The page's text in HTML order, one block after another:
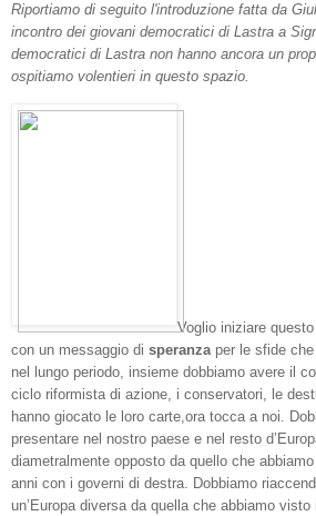
Riportiamo di seguito l'introduzione fatta da
incontro dei giovani democratici di Lastra a
democratici di Lastra non hanno ancora un
ospitiamo volentieri in questo spazio.
Voglio iniziare
con un messaggio di speranzaper le sfide che
nel lungo periodo, insieme dobbiamo avere il
ciclo riformista di azione, i conservatori, le
hanno giocato le loro carte,ora tocca a noi.
presentare nel nostro paese e nel resto
diametralmente opposto da quello che
anni con i governi di destra. Dobbiamo
un’Europa diversa da quella che abbiamo